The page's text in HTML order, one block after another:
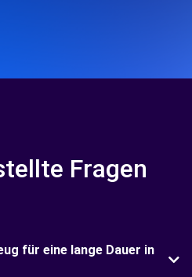
Fragen
für eine lange Dauer in